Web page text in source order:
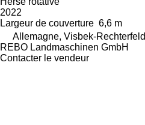
2022
Largeur de couverture 6,6 m
Allemagne, Visbek-Rechterfeld
REBO Landmaschinen GmbH
Contacter le vendeur